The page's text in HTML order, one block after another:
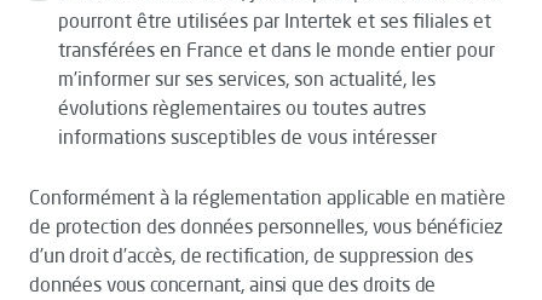
pourront être utilisées par Intertek et ses filiales et
transférées en France et dans le monde entier pour
m’informer sur ses services, son actualité, les
évolutions règlementaires ou toutes autres
informations susceptibles de vous intéresser
Conformément à la réglementation applicable en matière
de protection des données personnelles, vous bénéficiez
d’un droit d’accès, de rectification, de suppression des
données vous concernant, ainsi que des droits de